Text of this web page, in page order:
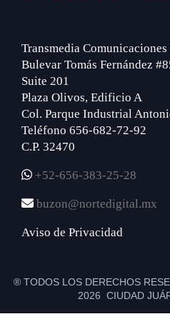
Transmedia Comunicaciones
Bulevar Tomás Fernández
Suite 201
Plaza Olivos, Edificio A
Col. Parque Industrial
Teléfono 656-682-72-92
C.P. 32470
+52-656-383-25-28
buzon@nortedigital.mx
Aviso de Privacidad
® TODOS LOS DERECHOS
2026 CIUDAD